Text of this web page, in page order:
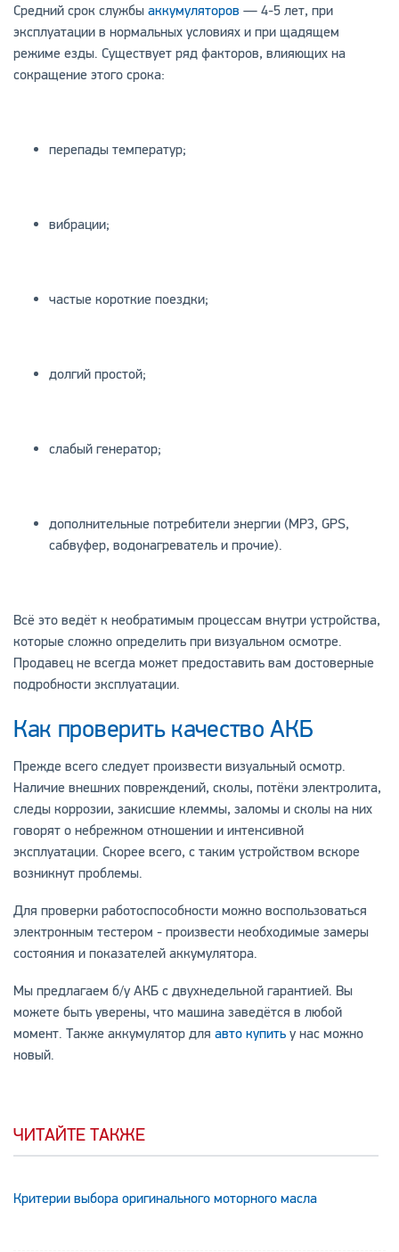
Средний срок службы аккумуляторов — 4-5 лет, при
эксплуатации в нормальных условиях и при щадящем
режиме езды. Существует ряд факторов, влияющих на
сокращение этого срока:
перепады температур;
вибрации;
частые короткие поездки;
долгий простой;
слабый генератор;
дополнительные потребители энергии (МР3, GPS,
сабвуфер, водонагреватель и прочие).
Всё это ведёт к необратимым процессам внутри устройства,
которые сложно определить при визуальном осмотре.
Продавец не всегда может предоставить вам достоверные
подробности эксплуатации.
Как проверить качество АКБ
Прежде всего следует произвести визуальный осмотр.
Наличие внешних повреждений, сколы, потёки электролита,
следы коррозии, закисшие клеммы, заломы и сколы на них
говорят о небрежном отношении и интенсивной
эксплуатации. Скорее всего, с таким устройством вскоре
возникнут проблемы.
Для проверки работоспособности можно воспользоваться
электронным тестером - произвести необходимые замеры
состояния и показателей аккумулятора.
Мы предлагаем б/у АКБ с двухнедельной гарантией. Вы
можете быть уверены, что машина заведётся в любой
момент. Также аккумулятор для авто купитьу нас можно
новый.
ЧИТАЙТЕ ТАКЖЕ
Критерии выбора оригинального моторного масла